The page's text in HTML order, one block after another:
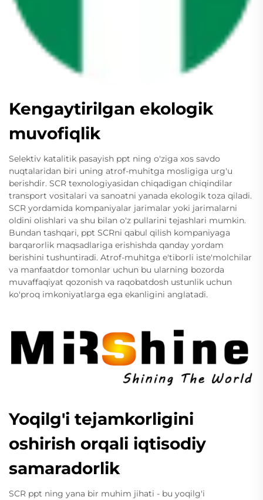
Kengaytirilgan ekologik
muvofiqlik
Selektiv katalitik pasayish ppt ning o'ziga xos savdo
nuqtalaridan biri uning atrof-muhitga mosligiga urg'u
berishdir. SCR texnologiyasidan chiqadigan chiqindilar
transport vositalari va sanoatni yanada ekologik toza qiladi.
SCR yordamida kompaniyalar jarimalar yoki jarimalarni
oldini olishlari va shu bilan o'z pullarini tejashlari mumkin.
Bundan tashqari, ppt SCRni qabul qilish kompaniyaga
barqarorlik maqsadlariga erishishda qanday yordam
berishini tushuntiradi. Atrof-muhitga e'tiborli iste'molchilar
va manfaatdor tomonlar uchun bu ularning bozorda
muvaffaqiyat qozonish va raqobatdosh ustunlik uchun
ko'proq imkoniyatlarga ega ekanligini anglatadi.
Yoqilg'i tejamkorligini
oshirish orqali iqtisodiy
samaradorlik
SCR ppt ning yana bir muhim jihati - bu yoqilg'i